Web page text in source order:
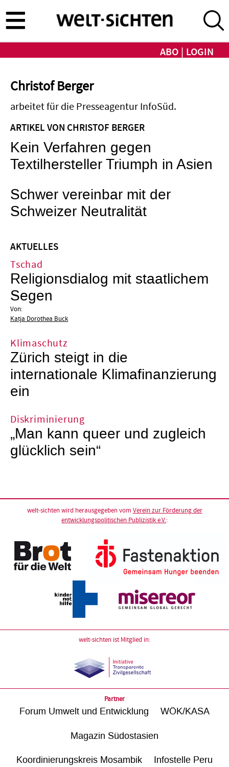
zum
Inhalt
ABO LOGIN
Christof Berger
arbeitet für die Presseagentur InfoSüd.
ARTIKEL VON CHRISTOF BERGER
Kein Verfahren gegen
Textilhersteller Triumph in Asien
Schwer vereinbar mit der
Schweizer Neutralität
AKTUELLES
Tschad
Religionsdialog mit staatlichem
Segen
Von:
Katja Dorothea Buck
Klimaschutz
Zürich steigt in die
internationale Klimafinanzierung
ein
Diskriminierung
„Man kann queer und zugleich
glücklich sein“
welt-sichten wird herausgegeben vom Verein zur Förderung der
entwicklungspolitischen Publizistik e.V.:
welt-sichten ist Mitglied in:
Partner
Forum Umwelt und Entwicklung WÖK/KASA
Magazin Südostasien
Koordinierungskreis Mosambik Infostelle Peru